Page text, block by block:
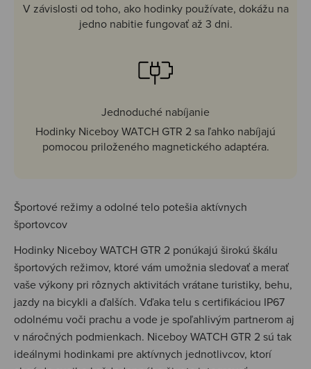
V závislosti od toho, ako hodinky používate, dokážu na
jedno nabitie fungovať až 3 dni.
Jednoduché nabíjanie
Hodinky Niceboy WATCH GTR 2 sa ľahko nabíjajú
pomocou priloženého magnetického adaptéra.
Športové režimy a odolné telo potešia aktívnych
športovcov
Hodinky Niceboy WATCH GTR 2 ponúkajú širokú škálu
športových režimov, ktoré vám umožnia sledovať a merať
vaše výkony pri rôznych aktivitách vrátane turistiky, behu,
jazdy na bicykli a ďalších. Vďaka telu s certifikáciou IP67
odolnému voči prachu a vode je spoľahlivým partnerom aj
v náročných podmienkach. Niceboy WATCH GTR 2 sú tak
ideálnymi hodinkami pre aktívnych jednotlivcov, ktorí